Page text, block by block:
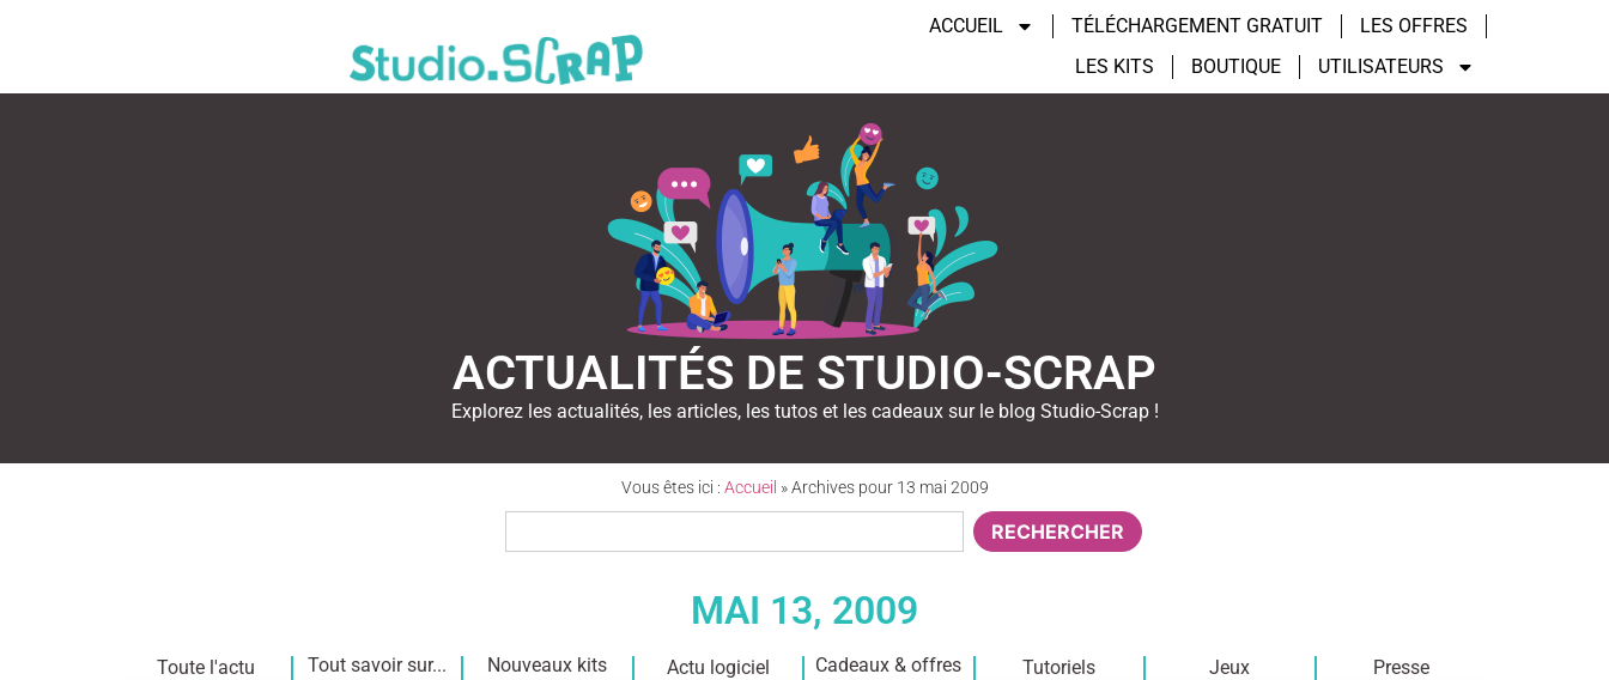
ACCUEIL TÉLÉCHARGEMENT GRATUIT
LES OFFRES
LES KITS
BOUTIQUE UTILISATEURS
ACTUALITÉS DE STUDIO-SCRAP
Explorez les actualités, les articles, les tutos et les cadeaux sur le blog Studio-Scrap !
Vous êtes ici : Accueil »Archives pour 13 mai 2009
RECHERCHER
MAI 13, 2009
Toute l'actu Tout savoir sur... Nouveaux kits Actu logiciel Cadeaux & offres Tutoriels Jeux Presse